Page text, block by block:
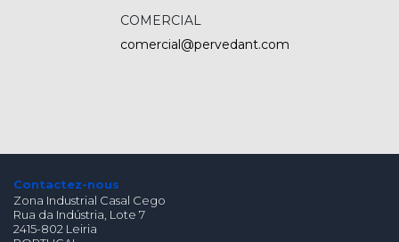
COMERCIAL
comercial@pervedant.com
Contactez-nous
Zona Industrial Casal Cego
Rua da Indústria, Lote 7
2415-802 Leiria